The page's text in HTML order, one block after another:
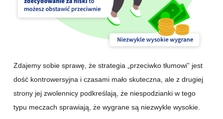
Zdajemy sobie sprawę, że strategia „przeciwko tłumowi” jest
dość kontrowersyjna i czasami mało skuteczna, ale z drugiej
strony jej zwolennicy podkreślają, że niespodzianki w tego
typu meczach sprawiają, że wygrane są niezwykle wysokie.